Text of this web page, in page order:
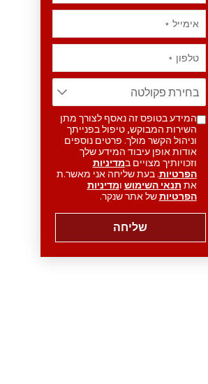
אימייל *
טלפון *
המידע בטופס זה נאסף לצורך מתן
השירות המבוקש, טיפול בפנייתך
וניהול הקשר מולך. פרטים נוספים
אודות אופן עיבוד המידע שלך
וזכויותיך מצויים במדיניות
הפרטיות. בעת שליחה אני מאשר.ת
את תנאי השימוש ומדיניות
הפרטיותשל אתר שנקר.
שליחה